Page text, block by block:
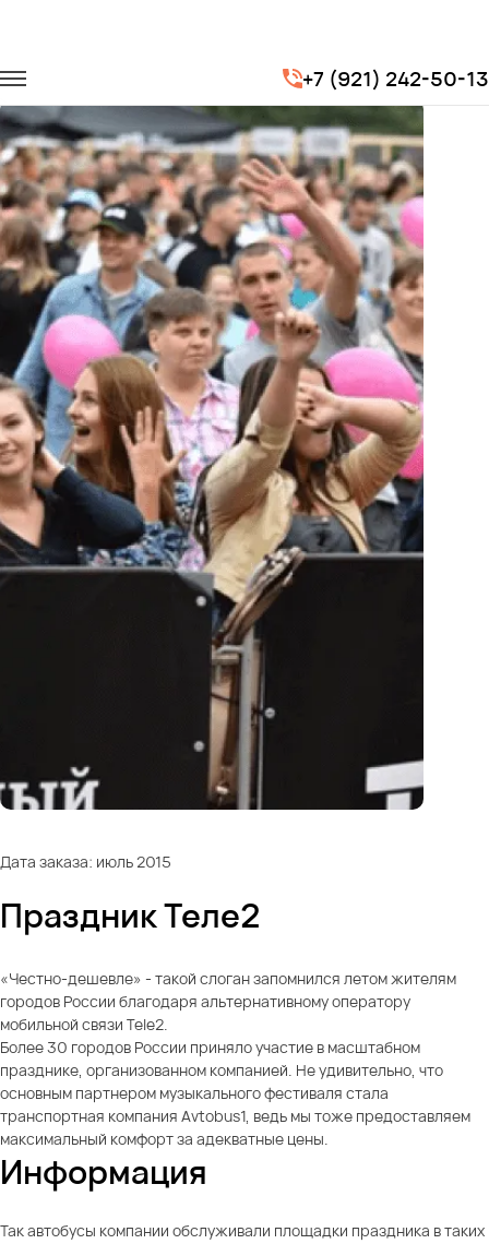
+7 (921) 242-50-13
Городские перевозки
Праздник Теле2
Дата заказа: июль 2015
Праздник Теле2
«Честно-дешевле» - такой слоган запомнился летом жителям
городов России благодаря альтернативному оператору
мобильной связи Tele2.
Более 30 городов России приняло участие в масштабном
празднике, организованном компанией. Не удивительно, что
основным партнером музыкального фестиваля стала
транспортная компания Avtobus1, ведь мы тоже предоставляем
максимальный комфорт за адекватные цены.
Информация
Так автобусы компании обслуживали площадки праздника в таких